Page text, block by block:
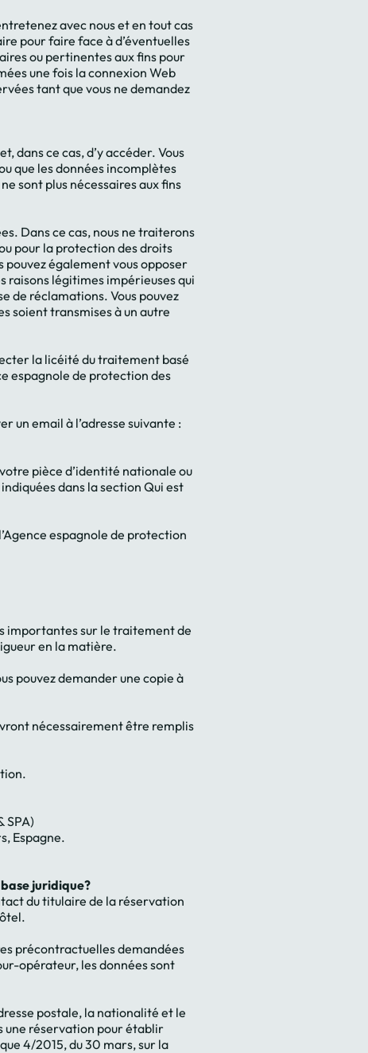
avec nous et en tout cas
pour faire face à d’éventuelles
ou pertinentes aux fins pour
une fois la connexion Web
tant que vous ne demandez
dans ce cas, d’y accéder. Vous
que les données incomplètes
sont plus nécessaires aux fins
Dans ce cas, nous ne traiterons
pour la protection des droits
également vous opposer
raisons légitimes impérieuses qui
de réclamations. Vous pouvez
soient transmises à un autre
la licéité du traitement basé
espagnole de protection des
un email à l’adresse suivante :
pièce d’identité nationale ou
dans la section Qui est
espagnole de protection
importantes sur le traitement de
en la matière.
pouvez demander une copie à
nécessairement être remplis
SPA)
Espagne.
juridique?
du titulaire de la réservation
précontractuelles demandées
opérateur, les données sont
postale, la nationalité et le
une réservation pour établir
4/2015, du 30 mars, sur la